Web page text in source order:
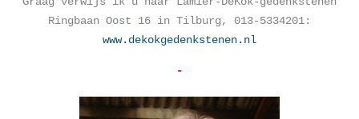
Ringbaan Oost 16 in Tilburg, 013-5334201:
www.dekokgedenkstenen.nl
-